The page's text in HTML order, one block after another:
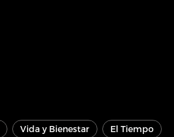
Vida y Bienestar El Tiempo